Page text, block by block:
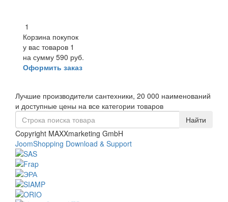
1
Корзина покупок
у вас товаров 1
на сумму 590 руб.
Оформить заказ
Лучшие производители сантехники, 20 000 наименований
и доступные цены на все категории товаров
Copyright MAXXmarketing GmbH
JoomShopping Download & Support